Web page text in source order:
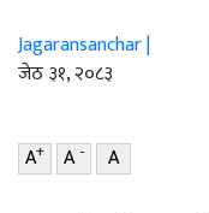
Jagaransanchar |
जेठ ३१, २०८३
A+ A- A